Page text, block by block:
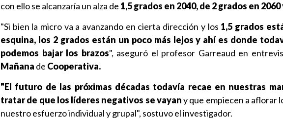
con ello se alcanzaría un alza de 1,5 grados en 2040, de 2 grados en 2060
"Si bien la micro va a avanzando en cierta dirección y los 1,5 grados
esquina, los 2 grados están un poco más lejos y ahí es donde
podemos bajar los brazos", aseguró el profesor Garreaud en
Mañana de Cooperativa.
"El futuro de las próximas décadas todavía recae en nuestras
tratar de que los líderes negativos se vayany que empiecen a aflorar
nuestro esfuerzo individual y grupal", sostuvo el investigador.